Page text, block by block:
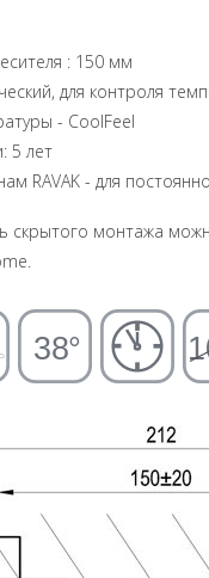
: 150 мм
для контроля
- CoolFeel
5 лет
RAVAK - для
скрытого монтажа